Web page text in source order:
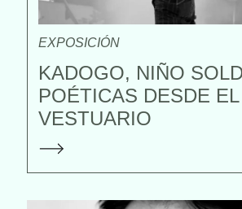
EXPOSICIÓN
KADOGO, NIÑO
POÉTICAS DESDE EL
VESTUARIO